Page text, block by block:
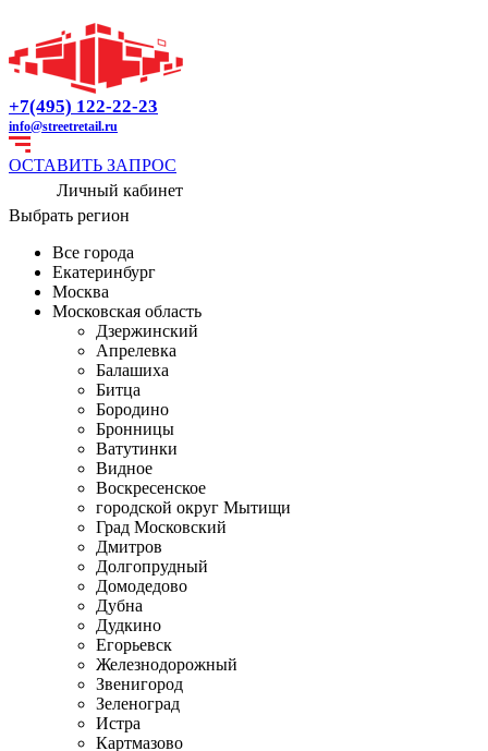
+7(495) 122-22-23
info@streetretail.ru
ОСТАВИТЬ ЗАПРОС
Личный кабинет
Выбрать регион
Все города
Екатеринбург
Москва
Московская область
Дзержинский
Апрелевка
Балашиха
Битца
Бородино
Бронницы
Ватутинки
Видное
Воскресенское
городской округ Мытищи
Град Московский
Дмитров
Долгопрудный
Домодедово
Дубна
Дудкино
Егорьевск
Железнодорожный
Звенигород
Зеленоград
Истра
Картмазово